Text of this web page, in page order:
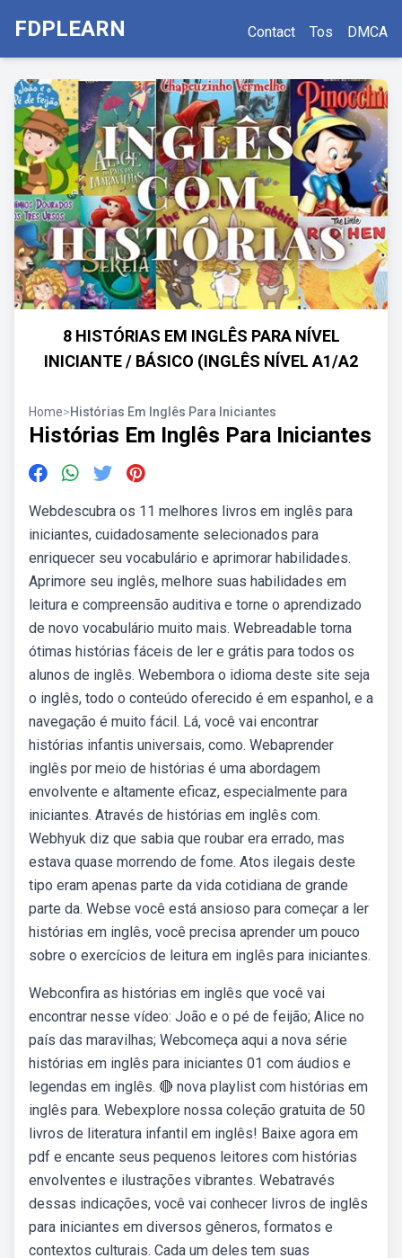
FDPLEARN Contact Tos DMCA
8 HISTÓRIAS EM INGLÊS PARA NÍVEL
INICIANTE / BÁSICO (INGLÊS NÍVEL A1/A2
Home>Histórias Em Inglês Para Iniciantes
Histórias Em Inglês Para Iniciantes
Webdescubra os 11 melhores livros em inglês para
iniciantes, cuidadosamente selecionados para
enriquecer seu vocabulário e aprimorar habilidades.
Aprimore seu inglês, melhore suas habilidades em
leitura e compreensão auditiva e torne o aprendizado
de novo vocabulário muito mais. Webreadable torna
ótimas histórias fáceis de ler e grátis para todos os
alunos de inglês. Webembora o idioma deste site seja
o inglês, todo o conteúdo oferecido é em espanhol, e a
navegação é muito fácil. Lá, você vai encontrar
histórias infantis universais, como. Webaprender
inglês por meio de histórias é uma abordagem
envolvente e altamente eficaz, especialmente para
iniciantes. Através de histórias em inglês com.
Webhyuk diz que sabia que roubar era errado, mas
estava quase morrendo de fome. Atos ilegais deste
tipo eram apenas parte da vida cotidiana de grande
parte da. Webse você está ansioso para começar a ler
histórias em inglês, você precisa aprender um pouco
sobre o exercícios de leitura em inglês para iniciantes.
Webconfira as histórias em inglês que você vai
encontrar nesse vídeo: João e o pé de feijão; Alice no
país das maravilhas; Webcomeça aqui a nova série
histórias em inglês para iniciantes 01 com áudios e
legendas em inglês. 🔴 nova playlist com histórias em
inglês para. Webexplore nossa coleção gratuita de 50
livros de literatura infantil em inglês! Baixe agora em
pdf e encante seus pequenos leitores com histórias
envolventes e ilustrações vibrantes. Webatravés
dessas indicações, você vai conhecer livros de inglês
para iniciantes em diversos gêneros, formatos e
contextos culturais. Cada um deles tem suas